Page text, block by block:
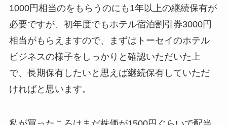
1000円相当のをもらうのにも1年以上の継続保有が
必要ですが、初年度でもホテル宿泊割引券3000円
相当がもらえますので、まずはトーセイのホテル
ビジネスの様子をしっかりと確認いただいた上
で、長期保有したいと思えば継続保有していただ
ければと思います。